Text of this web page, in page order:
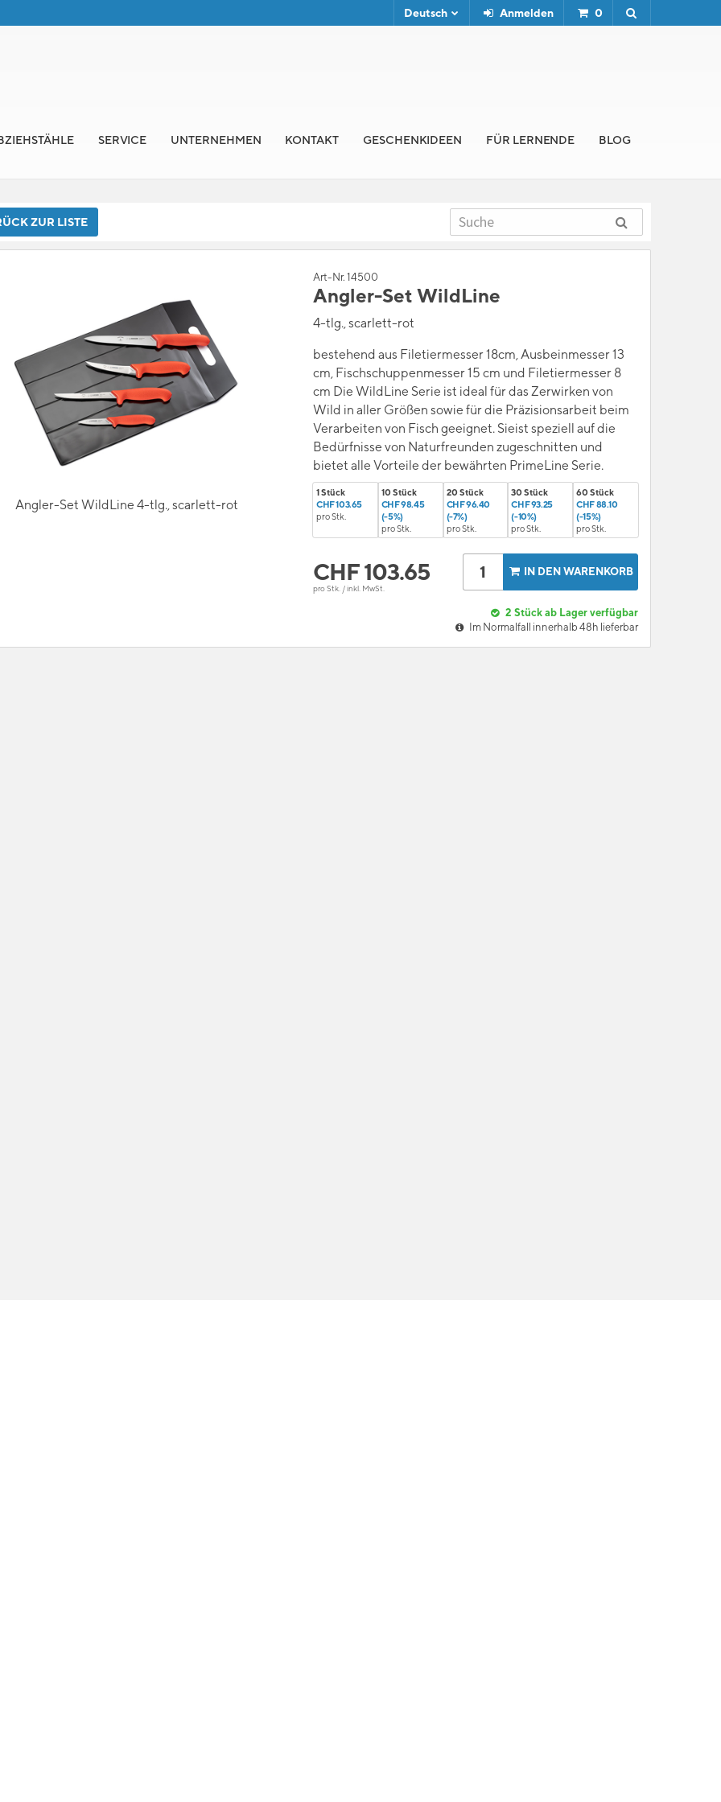
Anmelden 0
Deutsch
SERVICE UNTERNEHMEN KONTAKT GESCHENKIDEEN FÜR LERNENDE BLOG
ZUR LISTE
Angler-Set WildLine 4-tlg., scarlett-rot
Art-Nr. 14500
Angler-Set WildLine
4-tlg., scarlett-rot
bestehend aus Filetiermesser 18cm, Ausbeinmesser 13
cm, Fischschuppenmesser 15 cm und Filetiermesser 8
cm Die WildLine Serie ist ideal für das Zerwirken von
Wild in aller Größen sowie für die Präzisionsarbeit beim
Verarbeiten von Fisch geeignet. Sieist speziell auf die
Bedürfnisse von Naturfreunden zugeschnitten und
bietet alle Vorteile der bewährten PrimeLine Serie.
1 Stück
CHF 103.65
pro Stk.
10 Stück
CHF 98.45
(-5%)
pro Stk.
20 Stück
CHF 96.40
(-7%)
pro Stk.
30 Stück
CHF 93.25
(-10%)
pro Stk.
60 Stück
CHF 88.10
(-15%)
pro Stk.
CHF103.65
pro Stk. / inkl. MwSt.
IN DEN WARENKORB
2 Stück ab Lager verfügbar
Im Normalfall innerhalb 48h lieferbar